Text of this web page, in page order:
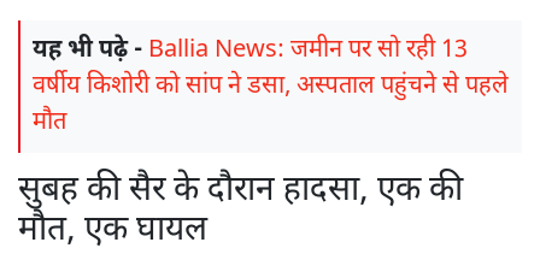
यह भी पढ़े - Ballia News: जमीन पर सो रही 13
वर्षीय किशोरी को सांप ने डसा, अस्पताल पहुंचने से पहले
मौत
सुबह की सैर के दौरान हादसा, एक की
मौत, एक घायल